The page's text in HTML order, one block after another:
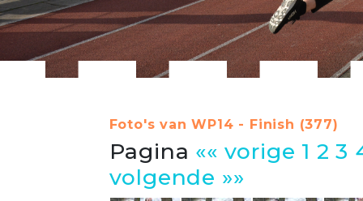
Foto's van WP14 - Finish (377)
Pagina «« vorige 1 2 3
volgende »»